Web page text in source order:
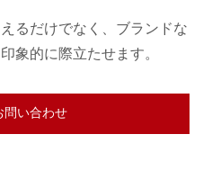
るだけでなく、ブランドな
象的に際立たせます。
問い合わせ